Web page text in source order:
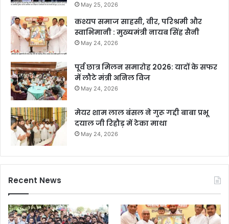
May 25, 2026
कश्यप समाज साहसी, वीर, परिश्रमी और
स्वाभिमानी : मुख्यमंत्री नायब सिंह सैनी
May 24, 2026
पूर्व छात्र मिलन समारोह 2026: यादों के सफर
में लौटे मंत्री अनिल विज
May 24, 2026
मेयर शाम लाल बंसल ने गुरू गद्दी बाबा प्रभू
दयाल जी रिहौड़ में टेका माथा
May 24, 2026
Recent News